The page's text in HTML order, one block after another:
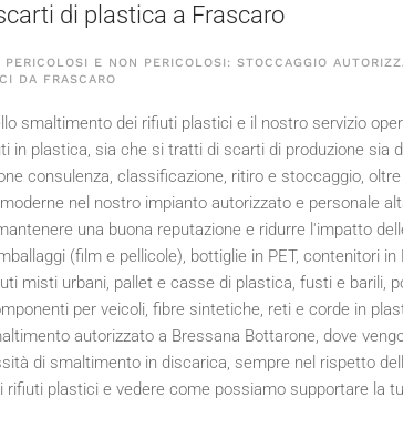
di plastica a Frascaro
E NON PERICOLOSI: STOCCAGGIO
DA FRASCARO
smaltimento dei rifiuti plastici e il nostro servizio
in plastica, sia che si tratti di scarti di produzione sia
consulenza, classificazione, ritiro e stoccaggio,
nel nostro impianto autorizzato e personale
una buona reputazione e ridurre l'impatto
(film e pellicole), bottiglie in PET, contenitori
misti urbani, pallet e casse di plastica, fusti e barili,
per veicoli, fibre sintetiche, reti e corde in
autorizzato a Bressana Bottarone, dove
di smaltimento in discarica, sempre nel rispetto
plastici e vedere come possiamo supportare la